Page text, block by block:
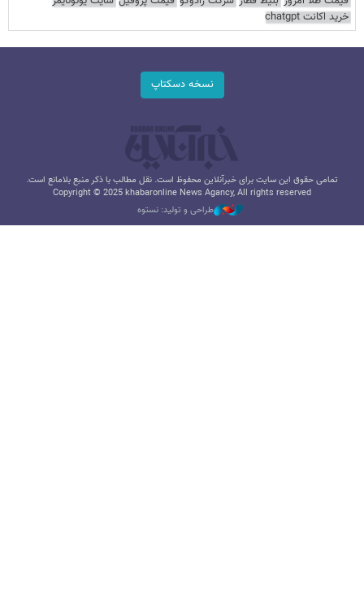
خرید اکانت chatgpt
نسخه دسکتاپ
تمامی حقوق این سایت برای خبرآنلاین محفوظ است. نقل مطالب با ذکر منبع بلامانع است.
Copyright © 2025 khabaronline News Agancy, All rights reserved
طراحی و تولید: نستوه